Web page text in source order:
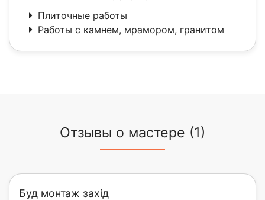
Плиточные работы
Работы с камнем, мрамором, гранитом
Отзывы о мастере (1)
Буд монтаж захід